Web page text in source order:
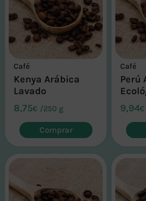
Café
Kenya Arábica
Lavado
8,75€ /250 g
Comprar
Café
Perú
9,94€